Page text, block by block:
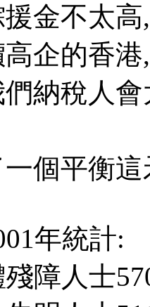
金不太高,
企的香
納稅人
個平衡
年統計:
殘障人士